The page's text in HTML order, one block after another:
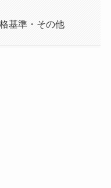
基準・その他